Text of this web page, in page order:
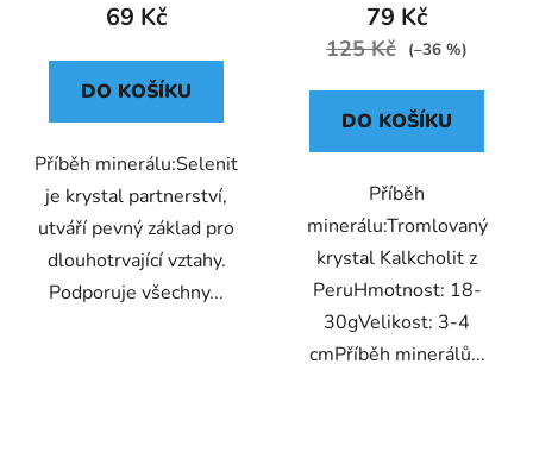
69 Kč
DO KOŠÍKU
Příběh minerálu:Selenit
je krystal partnerství,
utváří pevný základ pro
dlouhotrvající vztahy.
Podporuje všechny...
79 Kč
125 Kč (–36 %)
DO KOŠÍKU
Příběh
minerálu:Tromlovaný
krystal Kalkcholit z
PeruHmotnost: 18-
30gVelikost: 3-4
cmPříběh minerálů...